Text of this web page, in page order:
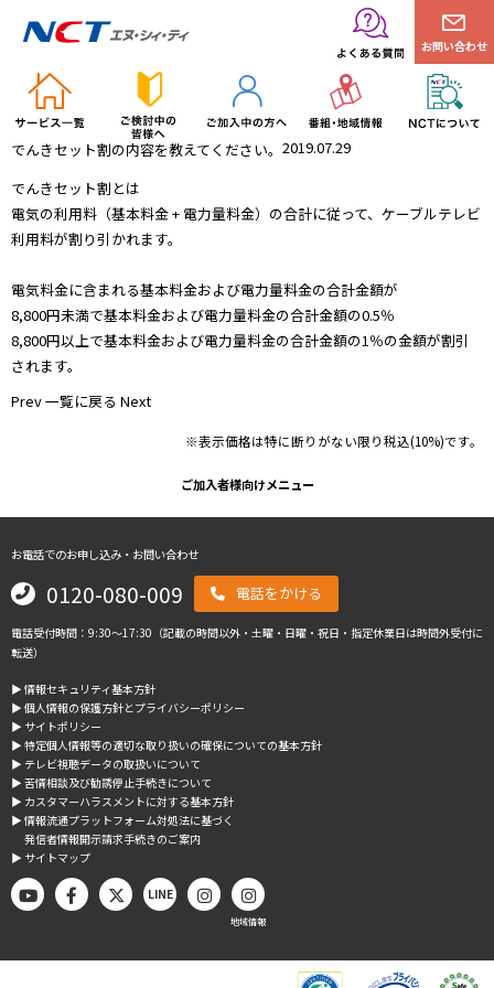
お問い合わせ
でんきセット割の内容を教えてください。 2019.07.29
でんきセット割とは
電気の利用料（基本料金 + 電力量料金）の合計に従って、ケーブルテレビ
利用料が割り引かれます。
電気料金に含まれる基本料金および電力量料金の合計金額が
8,800円未満で基本料金および電力量料金の合計金額の0.5％
8,800円以上で基本料金および電力量料金の合計金額の1％の金額が割引
されます。
Prev一覧に戻る Next
※表示価格は特に断りがない限り税込(10%)です。
ご加入者様向けメニュー
お電話でのお申し込み・お問い合わせ
0120-080-009 電話をかける
電話受付時間：9:30～17:30（記載の時間以外・土曜・日曜・祝日・指定休業日は時間外受付に
転送）
▶︎ 情報セキュリティ基本方針
▶︎ 個人情報の保護方針とプライバシーポリシー
▶︎ サイトポリシー
▶︎ 特定個人情報等の適切な取り扱いの確保についての基本方針
▶︎ テレビ視聴データの取扱いについて
▶︎ 苦情相談及び勧誘停止手続きについて
▶︎ カスタマーハラスメントに対する基本方針
▶︎ 情報流通プラットフォーム対処法に基づく
発信者情報開示請求手続きのご案内
▶︎ サイトマップ
LINE
地域情報